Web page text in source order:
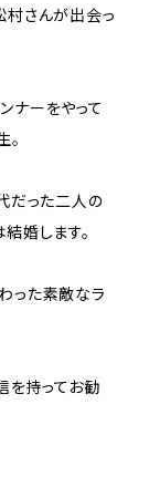
村さんが出会っ
ナーをやって
。
だった二人の
婚します。
った素敵なラ
を持ってお勧